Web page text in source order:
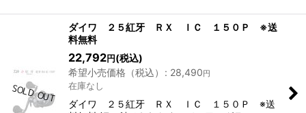
ダイワ ２５紅牙 ＲＸ ＩＣ １５０Ｐ ※送
料無料
22,792円 (税込)
希望小売価格（税込）
: 28,490円
在庫なし
ダイワ ２５紅牙 ＲＸ ＩＣ １５０Ｐ ※送